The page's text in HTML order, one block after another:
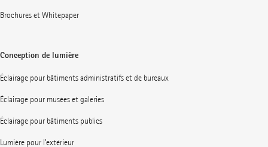
Brochures et Whitepaper
Conception de lumière
Éclairage pour bâtiments administratifs et de bureaux
Éclairage pour musées et galeries
Éclairage pour bâtiments publics
Lumière pour l’extérieur